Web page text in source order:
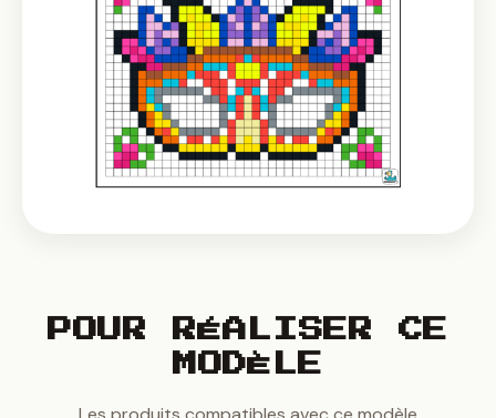
POUR RÉALISER CE
MODÈLE